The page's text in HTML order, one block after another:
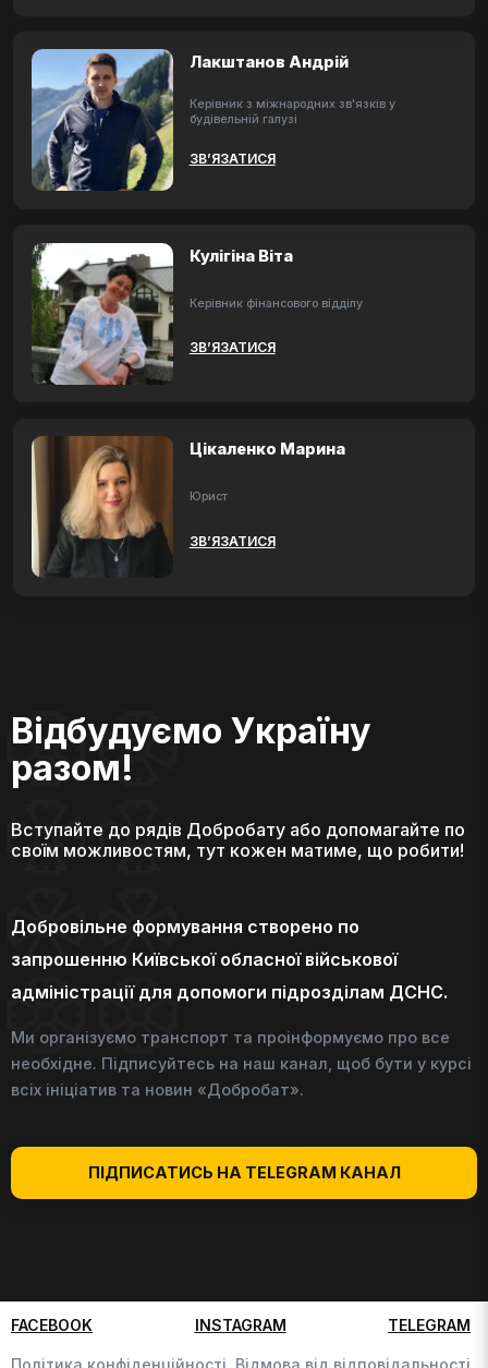
Лакштанов Андрій
Керівник з міжнародних зв'язків у
будівельній галузі
ЗВ’ЯЗАТИСЯ
Кулігіна Віта
Керівник фінансового відділу
ЗВ’ЯЗАТИСЯ
Цікаленко Марина
Юрист
ЗВ’ЯЗАТИСЯ
Відбудуємо Україну
разом!
Вступайте до рядів Добробату або допомагайте по
своїм можливостям, тут кожен матиме, що робити!
Добровільне формування створено по
запрошенню Київської обласної військової
адміністрації для допомоги підрозділам ДСНС.
Ми організуємо транспорт та проінформуємо про все
необхідне. Підписуйтесь на наш канал, щоб бути у курсі
всіх ініціатив та новин «Добробат».
ПІДПИСАТИСЬ НА TELEGRAM КАНАЛ
FACEBOOK INSTAGRAM TELEGRAM
Політика конфіденційності, Відмова від відповідальності